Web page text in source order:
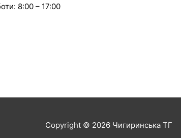
8:00 – 17:00
Copyright © 2026 Чигиринська ТГ